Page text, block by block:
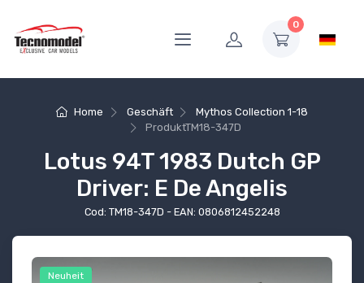
0
Home Geschäft
Mythos Collection 1-18
ProduktTM18-347D
Lotus 94T 1983 Dutch GP
Driver: E De Angelis
Cod: TM18-347D - EAN: 0806812452248
Neuheit